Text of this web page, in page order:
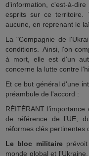
d'information, c'est-à-
esprits sur ce territoire.
aucune, en reprenant le
La "Compagnie de
conditions. Ainsi, l'on
à mort, elle est d'un
concerne la lutte contre
Et ce but général d'une
préambule de l'accord :
RÉITÉRANT
de référence de l’UE,
réformes clés pertinentes
Le bloc militaireprévoit
monde global et